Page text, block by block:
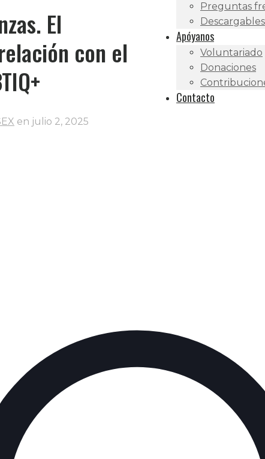
Preguntas
Descargables
Apóyanos
Voluntariado
Donaciones
Contacto
El
con el
en julio 2, 2025